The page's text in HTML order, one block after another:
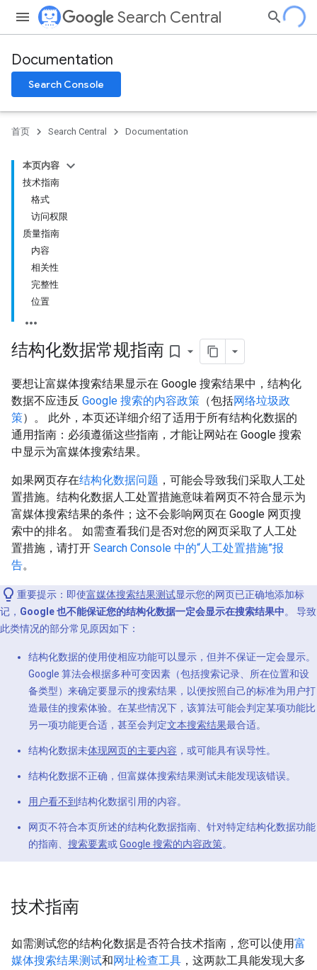
Search Central
Documentation
Search Console
首页 Search Central Documentation
本页内容
技术指南
格式
访问权限
质量指南
内容
相关性
完整性
位置
结构化数据常规指南 bookmark_border
要想让富媒体搜索结果显示在 Google 搜索结果中，结构化
数据不应违反 Google 搜索的内容政策 （包括网络垃圾政
策）。 此外，本页还详细介绍了适用于所有结构化数据的
通用指南：必须遵循这些指南，才能让网站在 Google 搜索
中显示为富媒体搜索结果。
如果网页存在结构化数据问题 ，可能会导致我们采取人工处
置措施。结构化数据人工处置措施意味着网页不符合显示为
富媒体搜索结果的条件；这不会影响网页在 Google 网页搜
索中的排名。 如需查看我们是否对您的网页采取了人工处
置措施，请打开 Search Console 中的“人工处置措施”报
告。
重要提示：即使富媒体搜索结果测试显示您的网页已正确地添加标
记， Google 也不能保证您的结构化数据一定会显示在搜索结果中。 导致
此类情况的部分常见原因如下：
结构化数据的使用使相应功能可以显示，但并不保证一定会显示。
Google 算法会根据多种可变因素（包括搜索记录、所在位置和设
备类型）来确定要显示的搜索结果，以便按照自己的标准为用户打
造最佳的搜索体验。在某些情况下，该算法可能会判定某项功能比
另一项功能更合适，甚至会判定文本搜索结果最合适。
结构化数据未体现网页的主要内容 ，或可能具有误导性。
结构化数据不正确，但富媒体搜索结果测试未能发现该错误。
用户看不到 结构化数据引用的内容。
网页不符合本页所述的结构化数据指南、针对特定结构化数据功能
的指南、 搜索要素或Google 搜索的内容政策。
技术指南
如需测试您的结构化数据是否符合技术指南，您可以使用富
媒体搜索结果测试和网址检查工具 ，这两款工具能发现大多